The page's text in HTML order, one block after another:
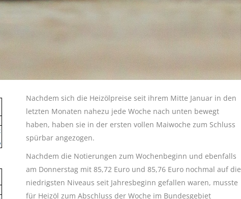
Nachdem sich die Heizölpreise seit ihrem Mitte Januar in den
letzten Monaten nahezu jede Woche nach unten bewegt
haben, haben sie in der ersten vollen Maiwoche zum Schluss
spürbar angezogen.
Nachdem die Notierungen zum Wochenbeginn und ebenfalls
am Donnerstag mit 85,72 Euro und 85,76 Euro nochmal auf die
niedrigsten Niveaus seit Jahresbeginn gefallen waren, musste
für Heizöl zum Abschluss der Woche im Bundesgebiet